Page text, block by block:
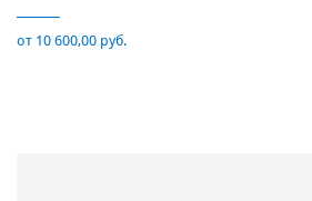
от 10 600,00 руб.